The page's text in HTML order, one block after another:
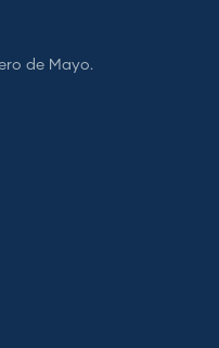
de Mayo.